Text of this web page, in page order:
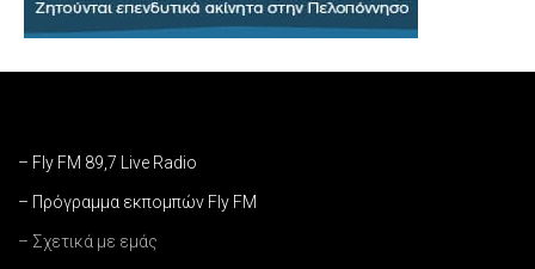
– Fly FM 89,7 Live Radio
– Πρόγραμμα εκπομπών Fly FM
– Σχετικά με εμάς